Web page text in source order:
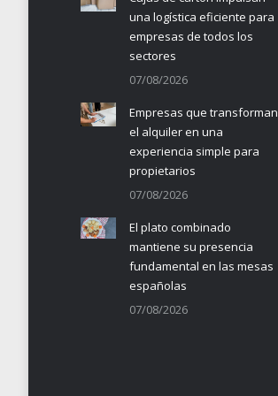
una logística eficiente para
empresas de todos los
sectores
07/08/2026
Empresas que transforman
el alquiler en una
experiencia simple para
propietarios
07/08/2026
El plato combinado
mantiene su presencia
fundamental en las mesas
españolas
07/08/2026